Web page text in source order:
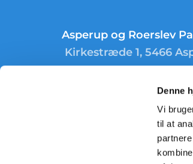
Denne
Vi
til at
Asperup og Roerslev
Kirkestræde 1, 5466